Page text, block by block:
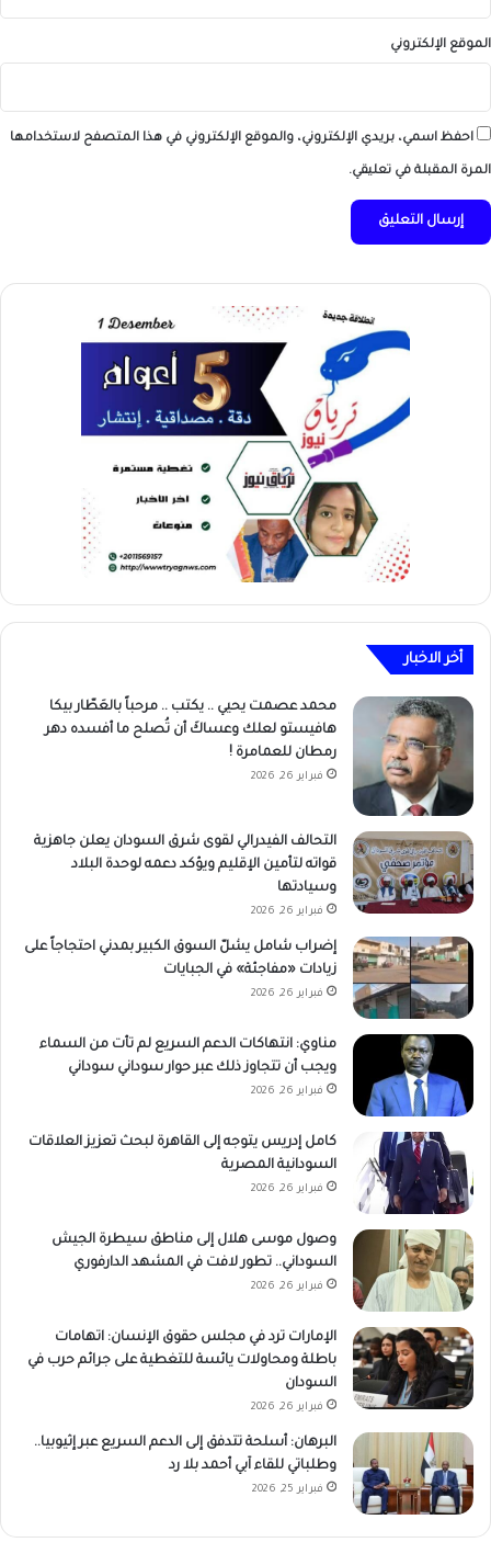
الموقع الإلكتروني
احفظ اسمي، بريدي الإلكتروني، والموقع الإلكتروني في هذا المتصفح لاستخدامها
المرة المقبلة في تعليقي.
أخر الاخبار
محمد عصمت يحيي .. يكتب .. مرحباً بالعَطّار بيكا
هافيستو لعلك وعساكَ أن تُصلح ما أفسده دهر
رمطان للعمامرة !
فبراير 26, 2026
التحالف الفيدرالي لقوى شرق السودان يعلن جاهزية
قواته لتأمين الإقليم ويؤكد دعمه لوحدة البلاد
وسيادتها
فبراير 26, 2026
إضراب شامل يشلّ السوق الكبير بمدني احتجاجاً على
زيادات «مفاجئة» في الجبايات
فبراير 26, 2026
مناوي: انتهاكات الدعم السريع لم تأت من السماء
ويجب أن تتجاوز ذلك عبر حوار سوداني سوداني
فبراير 26, 2026
كامل إدريس يتوجه إلى القاهرة لبحث تعزيز العلاقات
السودانية المصرية
فبراير 26, 2026
وصول موسى هلال إلى مناطق سيطرة الجيش
السوداني.. تطور لافت في المشهد الدارفوري
فبراير 26, 2026
الإمارات ترد في مجلس حقوق الإنسان: اتهامات
باطلة ومحاولات يائسة للتغطية على جرائم حرب في
السودان
فبراير 26, 2026
البرهان: أسلحة تتدفق إلى الدعم السريع عبر إثيوبيا..
وطلباتي للقاء آبي أحمد بلا رد
فبراير 25, 2026